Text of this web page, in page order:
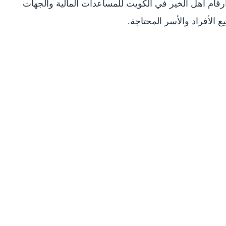
أهل الخير في الكويت للمساعدات المالية والجهات
الأفراد والأسر المحتاجة.